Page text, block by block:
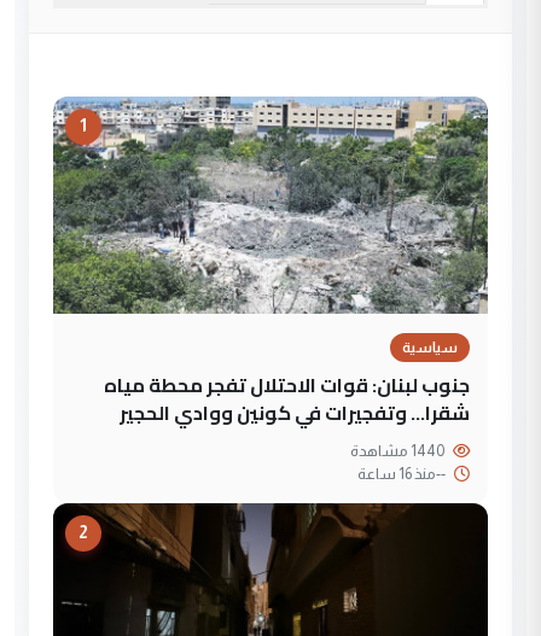
1
سياسية
جنوب لبنان: قوات الاحتلال تفجر محطة مياه
شقرا… وتفجيرات في كونين ووادي الحجير
--منذ 16 ساعة
2